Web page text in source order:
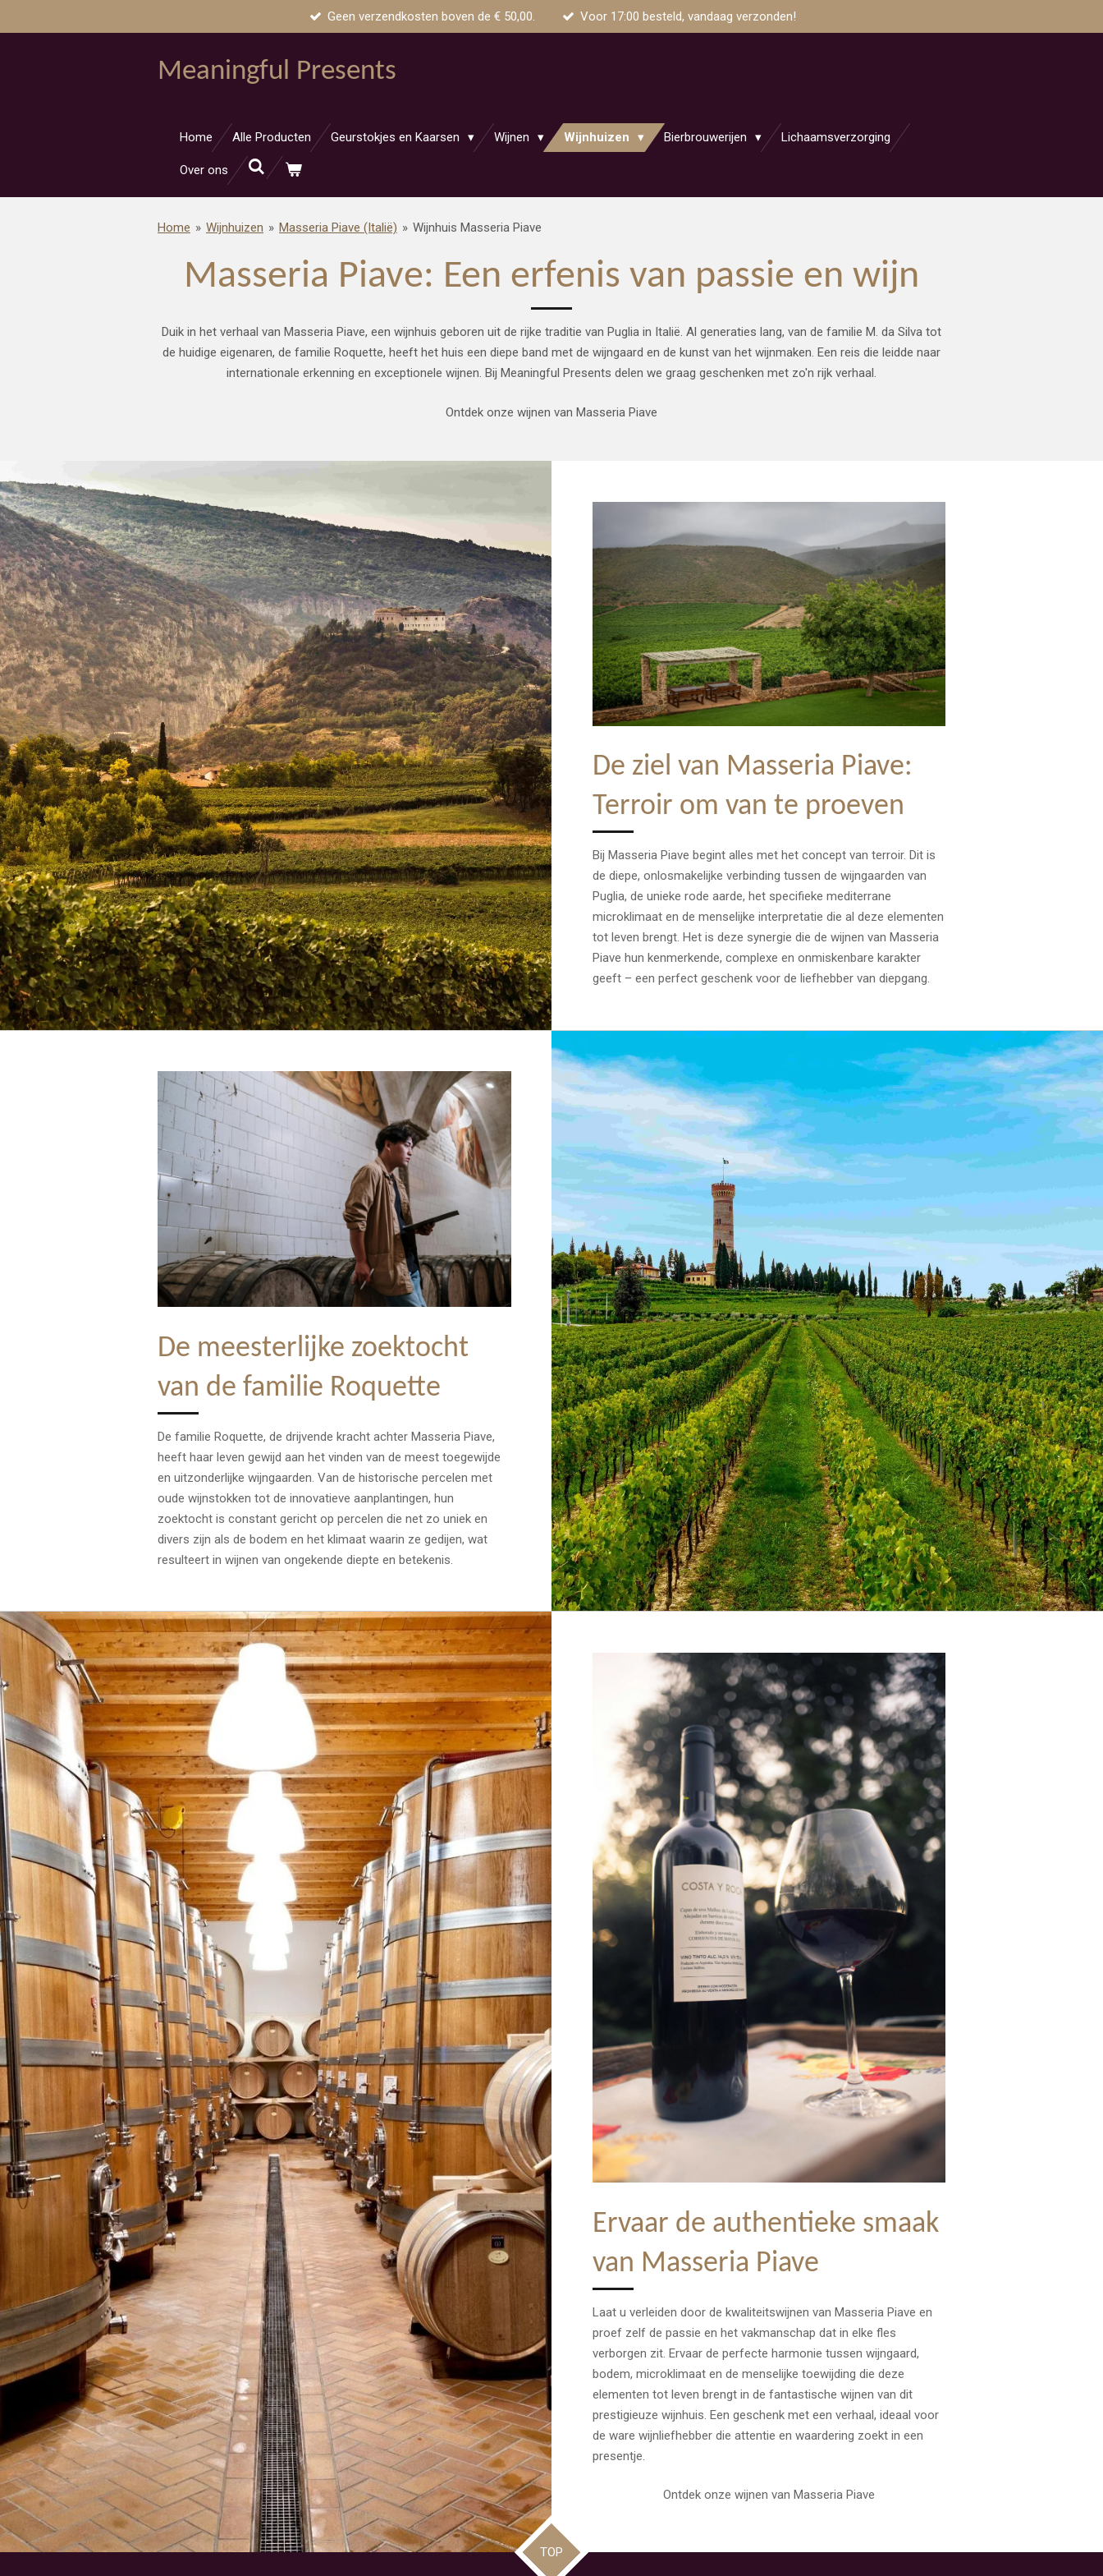
Geen verzendkosten boven de € 50,00. Voor 17:00 besteld, vandaag verzonden!
Meaningful Presents
Home Alle Producten Geurstokjes en Kaarsen Wijnen Wijnhuizen Bierbrouwerijen Lichaamsverzorging
Over ons
Home » Wijnhuizen » Masseria Piave (Italië) » Wijnhuis Masseria Piave
Masseria Piave: Een erfenis van passie en wijn
Duik in het verhaal van Masseria Piave, een wijnhuis geboren uit de rijke traditie van Puglia in Italië. Al generaties lang, van de familie M. da Silva tot
de huidige eigenaren, de familie Roquette, heeft het huis een diepe band met de wijngaard en de kunst van het wijnmaken. Een reis die leidde naar
internationale erkenning en exceptionele wijnen. Bij Meaningful Presents delen we graag geschenken met zo'n rijk verhaal.
Ontdek onze wijnen van Masseria Piave
De ziel van Masseria Piave:
Terroir om van te proeven
Bij Masseria Piave begint alles met het concept van terroir. Dit is
de diepe, onlosmakelijke verbinding tussen de wijngaarden van
Puglia, de unieke rode aarde, het specifieke mediterrane
microklimaat en de menselijke interpretatie die al deze elementen
tot leven brengt. Het is deze synergie die de wijnen van Masseria
Piave hun kenmerkende, complexe en onmiskenbare karakter
geeft – een perfect geschenk voor de liefhebber van diepgang.
De meesterlijke zoektocht
van de familie Roquette
De familie Roquette, de drijvende kracht achter Masseria Piave,
heeft haar leven gewijd aan het vinden van de meest toegewijde
en uitzonderlijke wijngaarden. Van de historische percelen met
oude wijnstokken tot de innovatieve aanplantingen, hun
zoektocht is constant gericht op percelen die net zo uniek en
divers zijn als de bodem en het klimaat waarin ze gedijen, wat
resulteert in wijnen van ongekende diepte en betekenis.
Ervaar de authentieke smaak
van Masseria Piave
Laat u verleiden door de kwaliteitswijnen van Masseria Piave en
proef zelf de passie en het vakmanschap dat in elke fles
verborgen zit. Ervaar de perfecte harmonie tussen wijngaard,
bodem, microklimaat en de menselijke toewijding die deze
elementen tot leven brengt in de fantastische wijnen van dit
prestigieuze wijnhuis. Een geschenk met een verhaal, ideaal voor
de ware wijnliefhebber die attentie en waardering zoekt in een
presentje.
Ontdek onze wijnen van Masseria Piave
TOP